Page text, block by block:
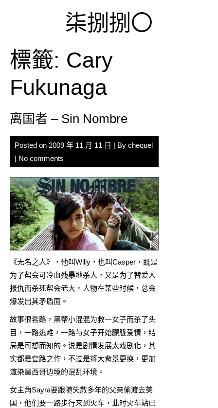
柒捌捌〇
標籤: Cary
Fukunaga
离国者 – Sin Nombre
Posted on 2009 年 11 月 11 日 | By chequel
| No comments
《无名之人》，他叫Willy，也叫Casper，既是
为了帮会可冷血残暴地杀人，又是为了替爱人
报仇而杀死帮会老大。人物在某些时候，总会
爆发出其矛盾面。
故事很套路，黑帮小混混为救一女子而杀了头
目，一路逃难，一路与女子开始朦胧爱情，结
局是可想而知的。说是剧情发展太戏剧化，其
实都是套路之作，不过是将大背景更换，更加
渲染墨西哥边境的混乱环境。
女主角Sayra要跟随失散多年的父亲偷渡去美
国，他们要一路步行来到火车，此时火车站已